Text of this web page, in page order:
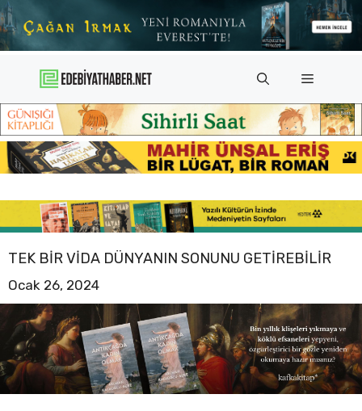
İçeriğe
atla
Menü
TEK BIR VIDA DÜNYANIN SONUNU GETIREBILIR
Ocak 26, 2024